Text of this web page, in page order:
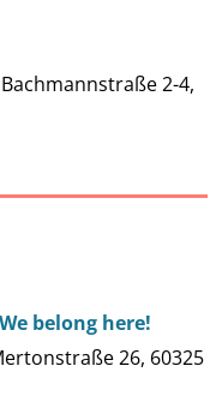
2-4,
belong here!
26, 60325